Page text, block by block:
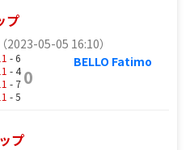
プ
（2023-05-05 16:10）
- 6
- 4
- 7
- 5
0
BELLO Fatimo
プ